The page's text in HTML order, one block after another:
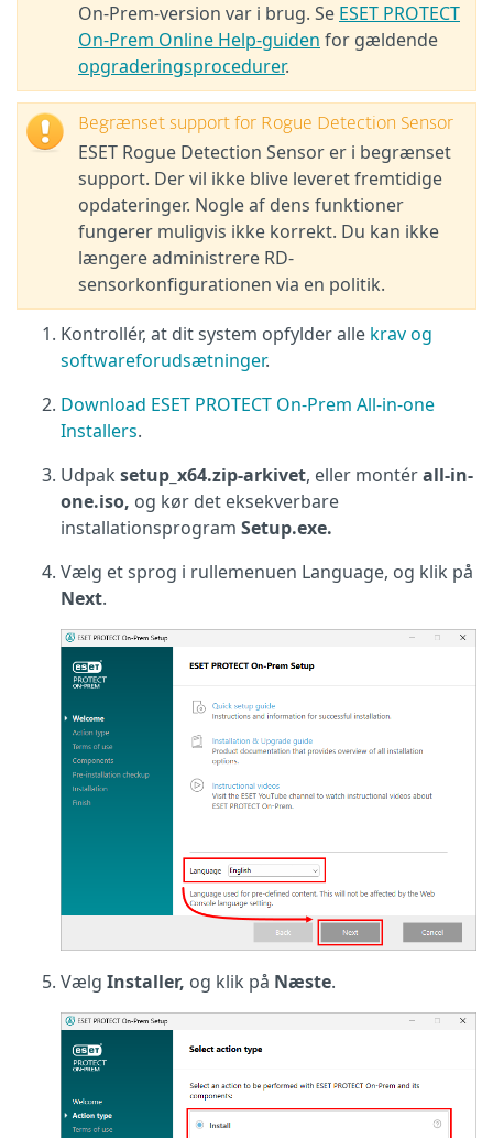
On-Prem-version var i brug. Se ESET PROTECT
On-Prem Online Help-guiden for gældende
opgraderingsprocedurer.
Begrænset support for Rogue Detection Sensor
ESET Rogue Detection Sensor er i begrænset
support. Der vil ikke blive leveret fremtidige
opdateringer. Nogle af dens funktioner
fungerer muligvis ikke korrekt. Du kan ikke
længere administrere RD-
sensorkonfigurationen via en politik.
Kontrollér, at dit system opfylder alle krav og
softwareforudsætninger.
Download ESET PROTECT On-Prem All-in-one
Installers.
Udpak setup_x64.zip-arkivet, eller montérall-in-
one.iso, og kør det eksekverbare
installationsprogram Setup.exe.
Vælg et sprog i rullemenuen Language, og klik på
Next.
Vælg Installer, og klik på Næste.